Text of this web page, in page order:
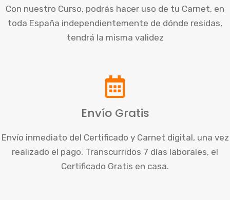
Con nuestro Curso, podrás hacer uso de tu Carnet, en
toda España independientemente de dónde residas,
tendrá la misma validez
Envío Gratis
Envío inmediato del Certificado y Carnet digital, una vez
realizado el pago. Transcurridos 7 días laborales, el
Certificado Gratis en casa.